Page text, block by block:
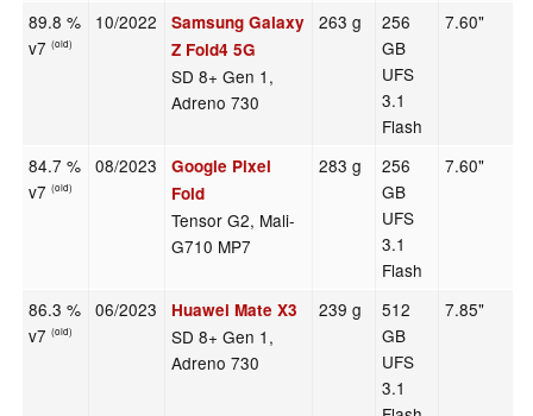
89.8 %
v7(old)
10/2022
Samsung Galaxy
Z Fold4 5G
SD 8+ Gen 1,
Adreno 730
263 g
256
GB
UFS
3.1
Flash
7.60"
84.7 %
v7(old)
08/2023
Google Pixel
Fold
Tensor G2, Mali-
G710 MP7
283 g
256
GB
UFS
3.1
Flash
7.60"
86.3 %
v7(old)
06/2023 Huawei Mate X3
SD 8+ Gen 1,
Adreno 730
239 g
512
GB
UFS
3.1
7.85"